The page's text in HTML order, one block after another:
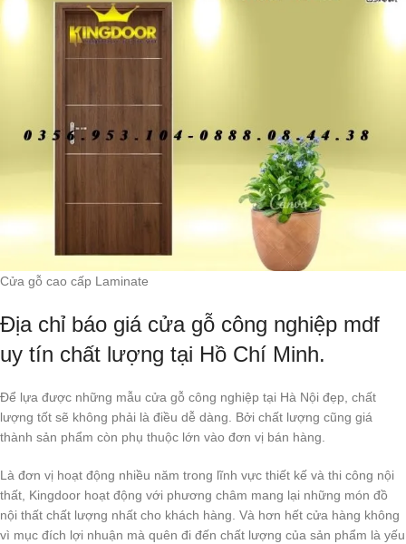
Cửa gỗ cao cấp Laminate
Địa chỉ báo giá cửa gỗ công nghiệp mdf
uy tín chất lượng tại Hồ Chí Minh.
Để lựa được những mẫu cửa gỗ công nghiệp tại Hà Nội đẹp, chất
lượng tốt sẽ không phải là điều dễ dàng. Bởi chất lượng cũng giá
thành sản phẩm còn phụ thuộc lớn vào đơn vị bán hàng.
Là đơn vị hoạt động nhiều năm trong lĩnh vực thiết kế và thi công nội
thất, Kingdoor hoạt động với phương châm mang lại những món đồ
nội thất chất lượng nhất cho khách hàng. Và hơn hết cửa hàng không
vì mục đích lợi nhuận mà quên đi đến chất lượng của sản phẩm là yếu